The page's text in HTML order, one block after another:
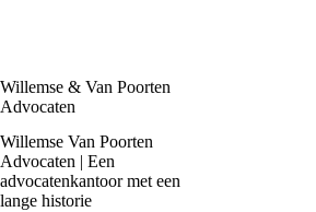
Willemse & Van Poorten
Advocaten
Willemse Van Poorten
Advocaten | Een
advocatenkantoor met een
lange historie